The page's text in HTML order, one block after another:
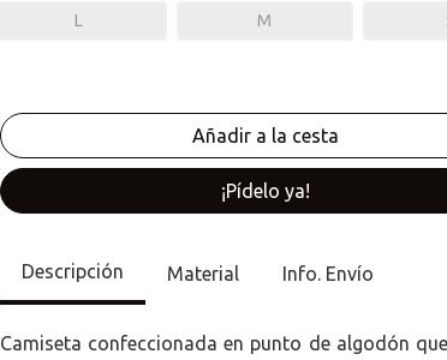
L M
¡Pídelo ya!
Descripción Material Info. Envío
Camiseta confeccionada en punto de algodón